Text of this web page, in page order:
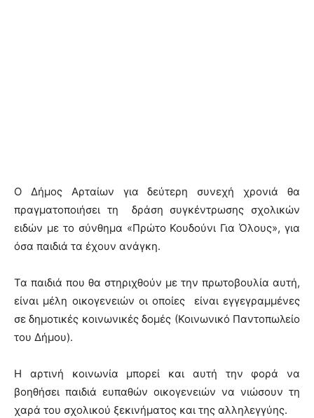
Ο Δήμος Αρταίων για δεύτερη συνεχή χρονιά θα
πραγματοποιήσει τη δράση συγκέντρωσης σχολικών
ειδών με το σύνθημα «Πρώτο Κουδούνι Για Όλους», για
όσα παιδιά τα έχουν ανάγκη.
Τα παιδιά που θα στηριχθούν με την πρωτοβουλία αυτή,
είναι μέλη οικογενειών οι οποίες είναι εγγεγραμμένες
σε δημοτικές κοινωνικές δομές (Κοινωνικό Παντοπωλείο
του Δήμου).
Η αρτινή κοινωνία μπορεί και αυτή την φορά να
βοηθήσει παιδιά ευπαθών οικογενειών να νιώσουν τη
χαρά του σχολικού ξεκινήματος και της αλληλεγγύης.